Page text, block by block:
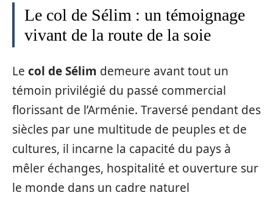
Le col de Sélim : un témoignage
vivant de la route de la soie
Le col de Sélim demeure avant tout un
témoin privilégié du passé commercial
florissant de l’Arménie. Traversé pendant des
siècles par une multitude de peuples et de
cultures, il incarne la capacité du pays à
mêler échanges, hospitalité et ouverture sur
le monde dans un cadre naturel